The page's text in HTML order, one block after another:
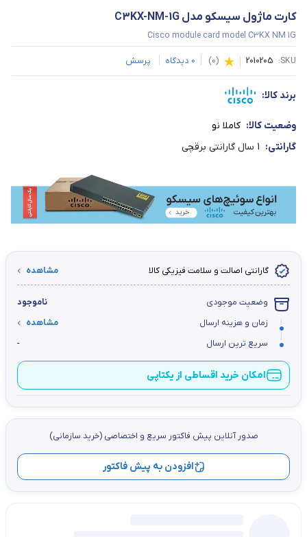
کارت ماژول سیسکو مدل C3KX-NM-1G
Cisco module card model C3KX NM 1G
SKU:
2010205
(
0
)
0 دیدگاه پرسش
برند کالا:
وضعیت کالا: کاملا نو
گارانتی: 1 سال گارانتی برقچی
گارانتی اصالت و سلامت فیزیکی کالا مشاهده
وضعیت موجودی
ناموجود
زمان و هزینه ارسال
مشاهده
سریع ترین ارسال
-
امکان خرید اقساطی از یکتاپی
صدور آنلاین پيش فاكتور سریع و اختصاصي (خرید سازمانی)
افزودن به پیش فاکتور